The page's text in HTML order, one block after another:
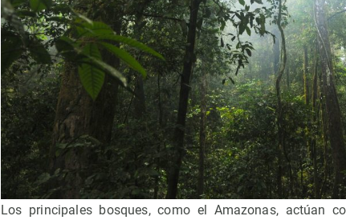
Los principales bosques, como el Amazonas, actúan